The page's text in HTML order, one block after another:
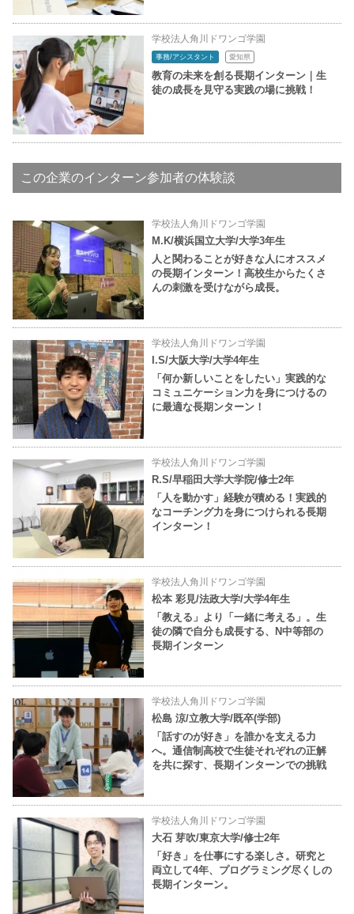
学校法人角川ドワンゴ学園
事務/アシスタント 愛知県
教育の未来を創る長期インターン｜生
徒の成長を見守る実践の場に挑戦！
この企業のインターン参加者の体験談
学校法人角川ドワンゴ学園
M.K/横浜国立大学/大学3年生
人と関わることが好きな人にオススメ
の長期インターン！高校生からたくさ
んの刺激を受けながら成長。
学校法人角川ドワンゴ学園
I.S/大阪大学/大学4年生
「何か新しいことをしたい」実践的な
コミュニケーション力を身につけるの
に最適な長期ンターン！
学校法人角川ドワンゴ学園
R.S/早稲田大学大学院/修士2年
「人を動かす」経験が積める！実践的
なコーチング力を身につけられる長期
インターン！
学校法人角川ドワンゴ学園
松本 彩見/法政大学/大学4年生
「教える」より「一緒に考える」。生
徒の隣で自分も成長する、N中等部の
長期インターン
学校法人角川ドワンゴ学園
松島 涼/立教大学/既卒(学部)
「話すのが好き」を誰かを支える力
へ。通信制高校で生徒それぞれの正解
を共に探す、長期インターンでの挑戦
学校法人角川ドワンゴ学園
大石 芽吹/東京大学/修士2年
「好き」を仕事にする楽しさ。研究と
両立して4年、プログラミング尽くしの
長期インターン。